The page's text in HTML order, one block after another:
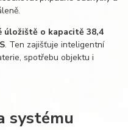
úložiště o kapacitě 38,4
. Ten zajišťuje inteligentní
spotřebu objektu i
systému